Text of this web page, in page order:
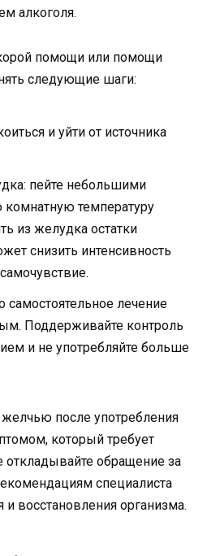
алкоголя.
помощи или помощи
следующие шаги:
и уйти от источника
пейте небольшими
температуру
из желудка остатки
снизить интенсивность
самостоятельное лечение
Поддерживайте контроль
и не употребляйте больше
после употребления
который требует
откладывайте обращение за
специалиста
восстановления организма.